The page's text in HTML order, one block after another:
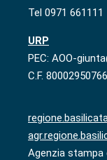
Tel 0971 661111
URP
PEC: AOO-
C.F. 80002950766
Agenzia stampa